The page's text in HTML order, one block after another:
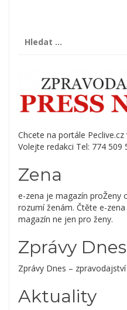
Chcete na portále
Volejte redakci Tel: 774 509
Zena
e-zena je magazín proŽeny
rozumí ženám. Čtěte e-
magazín ne jen pro ženy.
Zprávy Dnes
Zprávy Dnes –
Aktuality